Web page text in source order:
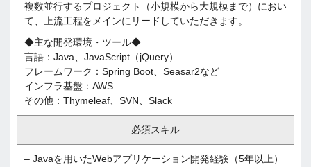
複数並行するプロジェクト（小規模から大規模まで）におい
て、上流工程をメインにリードしていただきます。
◆主な開発環境・ツール◆
言語：Java、JavaScript（jQuery）
フレームワーク：Spring Boot、Seasar2など
インフラ基盤：AWS
その他：Thymeleaf、SVN、Slack
必須スキル
– Javaを用いたWebアプリケーション開発経験（5年以上）